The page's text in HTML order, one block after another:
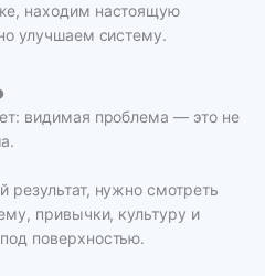
находим настоящую
улучшаем систему.
видимая проблема — это не
результат, нужно смотреть
привычки, культуру и
поверхностью.